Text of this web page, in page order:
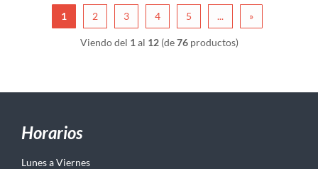
1 2 3 4 5 ... »
Viendo del 1 al 12(de76productos)
Horarios
Lunes a Viernes